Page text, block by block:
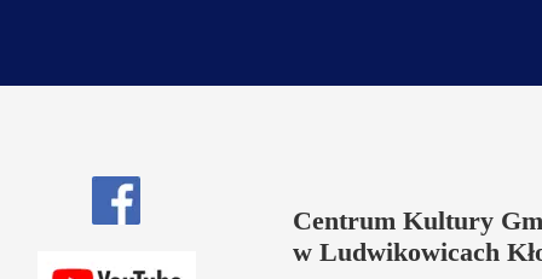
Centrum Kultury
w Ludwikowicach